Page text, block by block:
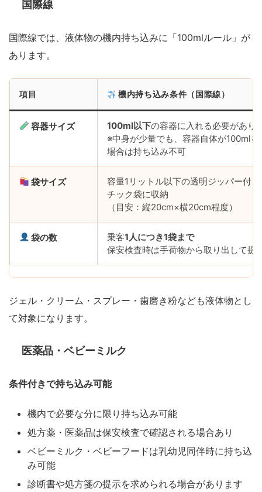
国際線
国際線では、液体物の機内持ち込みに「100mlルール」が
あります。
項目 機内持ち込み条件（国際線）
容器サイズ 100ml以下の容器に入れる必要があり
※中身が少量でも、容器自体が100mlを
場合は持ち込み不可
袋サイズ
容量1リットル以下の透明ジッパー付
チック袋に収納
（目安：縦20cm×横20cm程度）
袋の数 乗客1人につき1袋まで
保安検査時は手荷物から取り出して提
ジェル・クリーム・スプレー・歯磨き粉なども液体物とし
て対象になります。
医薬品・ベビーミルク
条件付きで持ち込み可能
機内で必要な分に限り持ち込み可能
処方薬・医薬品は保安検査で確認される場合あり
ベビーミルク・ベビーフードは乳幼児同伴時に持ち込
み可能
診断書や処方箋の提示を求められる場合があります